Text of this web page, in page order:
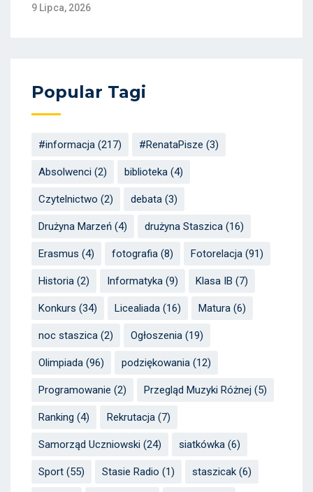
9 Lipca, 2026
Popular Tagi
#informacja (217) #RenataPisze (3)
Absolwenci (2) biblioteka (4)
Czytelnictwo (2) debata (3)
Drużyna Marzeń (4) drużyna Staszica (16)
Erasmus (4) fotografia (8) Fotorelacja (91)
Historia (2) Informatyka (9) Klasa IB (7)
Konkurs (34) Licealiada (16) Matura (6)
noc staszica (2) Ogłoszenia (19)
Olimpiada (96) podziękowania (12)
Programowanie (2) Przegląd Muzyki Różnej (5)
Ranking (4) Rekrutacja (7)
Samorząd Uczniowski (24) siatkówka (6)
Sport (55) Stasie Radio (1) staszicak (6)